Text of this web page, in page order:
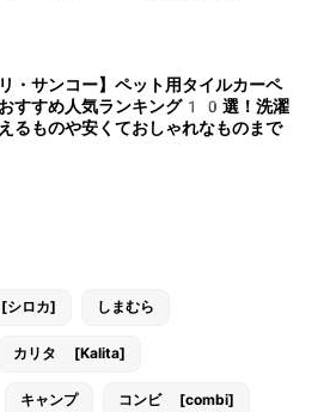
リ・サンコー】ペット用タイルカーペ
すすめ人気ランキング10選！洗濯
るものや安くておしゃれなものまで
ロカ] しまむら
カリタ [Kalita]
キャンプ コンビ [combi]